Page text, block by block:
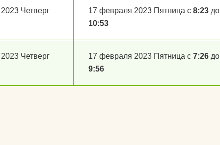
Четверг
17 февраля 2023 Пятница с 8:23 до
10:53
Четверг
17 февраля 2023 Пятница с 7:26 до
9:56